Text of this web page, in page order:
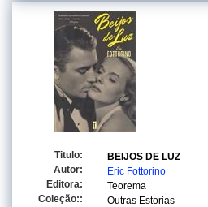
Titulo:
BEIJOS DE LUZ
Autor:
Eric Fottorino
Editora:
Teorema
Coleção::
Outras Estorias